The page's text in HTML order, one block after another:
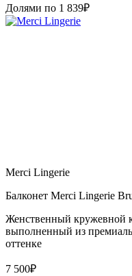
Долями по 1 839₽
Merci Lingerie
Балконет Merci Lingerie
Женственный кружевной
выполненный из
оттенке
7 500₽